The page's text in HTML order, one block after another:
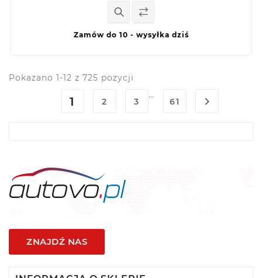
Zamów do 10 - wysyłka dziś
Pokazano 1-12 z 725 pozycji
1 2 3
…
61 
ZNAJDŹ NAS